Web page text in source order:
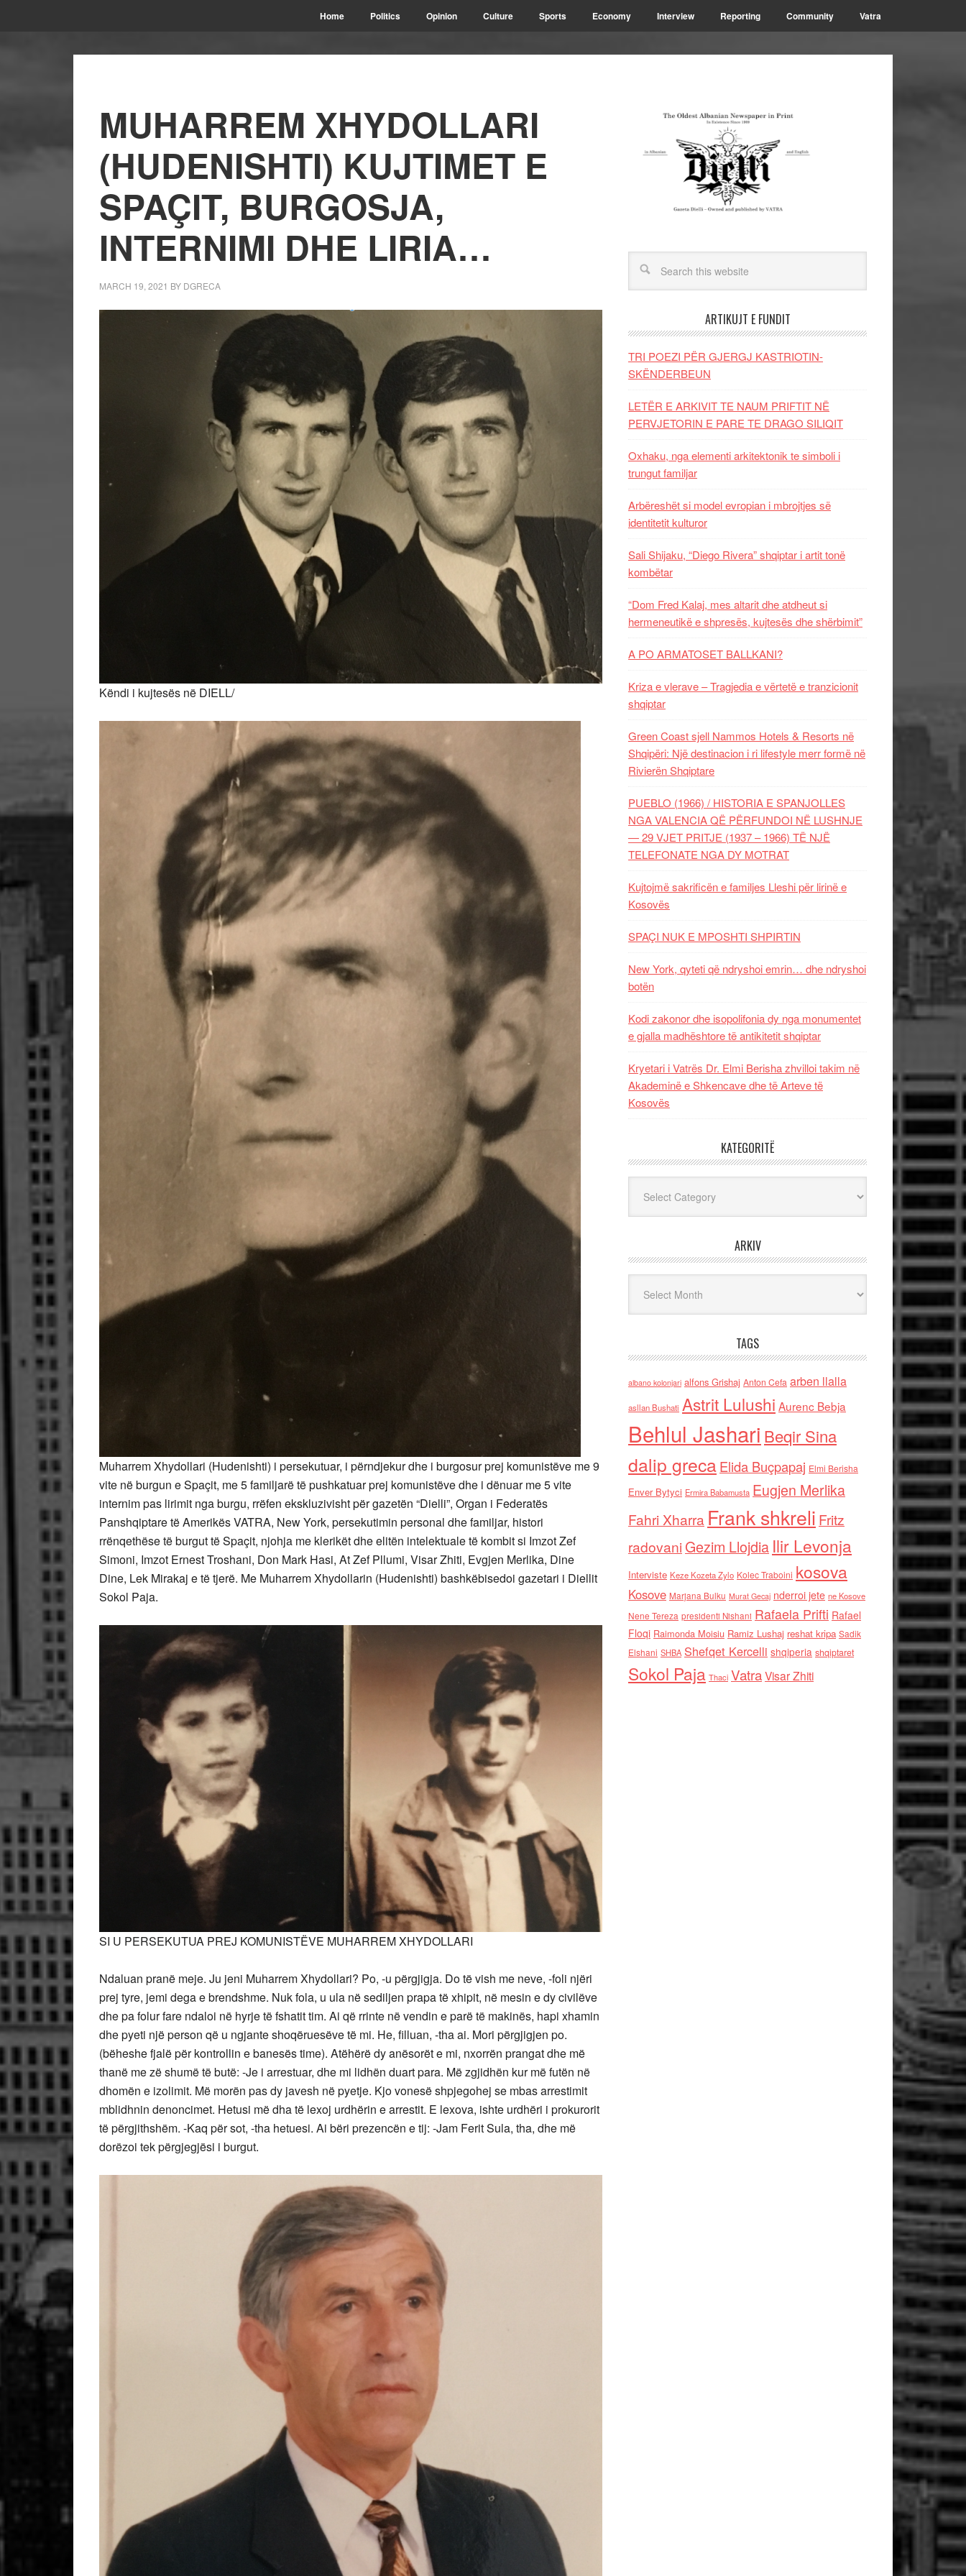
Home Politics Opinion Culture Sports Economy Interview Reporting Community Vatra
MUHARREM XHYDOLLARI
(HUDENISHTI) KUJTIMET E
SPAÇIT, BURGOSJA,
INTERNIMI DHE LIRIA…
MARCH 19, 2021 BY DGRECA
Këndi i kujtesës në DIELL/
Muharrem Xhydollari (Hudenishti) i persekutuar, i përndjekur dhe i burgosur prej komunistëve me 9
vite në burgun e Spaçit, me 5 familjarë të pushkatuar prej komunistëve dhe i dënuar me 5 vite
internim pas lirimit nga burgu, rrëfen ekskluzivisht për gazetën “Dielli”, Organ i Federatës
Panshqiptare të Amerikës VATRA, New York, persekutimin personal dhe familjar, histori
rrënqethëse të burgut të Spaçit, njohja me klerikët dhe elitën intelektuale të kombit si Imzot Zef
Simoni, Imzot Ernest Troshani, Don Mark Hasi, At Zef Pllumi, Visar Zhiti, Evgjen Merlika, Dine
Dine, Lek Mirakaj e të tjerë. Me Muharrem Xhydollarin (Hudenishti) bashkëbisedoi gazetari i Diellit
Sokol Paja.
SI U PERSEKUTUA PREJ KOMUNISTËVE MUHARREM XHYDOLLARI
Ndaluan pranë meje. Ju jeni Muharrem Xhydollari? Po, -u përgjigja. Do të vish me neve, -foli njëri
prej tyre, jemi dega e brendshme. Nuk fola, u ula në sediljen prapa të xhipit, në mesin e dy civilëve
dhe pa folur fare ndaloi në hyrje të fshatit tim. Ai që rrinte në vendin e parë të makinës, hapi xhamin
dhe pyeti një person që u ngjante shoqëruesëve të mi. He, filluan, -tha ai. Mori përgjigjen po.
(bëheshe fjalë për kontrollin e banesës time). Atëhërë dy anësorët e mi, nxorrën prangat dhe më
thanë me zë shumë të butë: -Je i arrestuar, dhe mi lidhën duart para. Më zgjidhën kur më futën në
dhomën e izolimit. Më morën pas dy javesh në pyetje. Kjo vonesë shpjegohej se mbas arrestimit
mblidhnin denoncimet. Hetusi më dha të lexoj urdhërin e arrestit. E lexova, ishte urdhëri i prokurorit
të përgjithshëm. -Kaq për sot, -tha hetuesi. Ai bëri prezencën e tij: -Jam Ferit Sula, tha, dhe më
dorëzoi tek përgjegjësi i burgut.
ARTIKUJT E FUNDIT
TRI POEZI PËR GJERGJ KASTRIOTIN-
SKËNDERBEUN
LETËR E ARKIVIT TE NAUM PRIFTIT NË
PERVJETORIN E PARE TE DRAGO SILIQIT
Oxhaku, nga elementi arkitektonik te simboli i
trungut familjar
Arbëreshët si model evropian i mbrojtjes së
identitetit kulturor
Sali Shijaku, “Diego Rivera” shqiptar i artit tonë
kombëtar
“Dom Fred Kalaj, mes altarit dhe atdheut si
hermeneutikë e shpresës, kujtesës dhe shërbimit”
A PO ARMATOSET BALLKANI?
Kriza e vlerave – Tragjedia e vërtetë e tranzicionit
shqiptar
Green Coast sjell Nammos Hotels & Resorts në
Shqipëri: Një destinacion i ri lifestyle merr formë në
Rivierën Shqiptare
PUEBLO (1966) / HISTORIA E SPANJOLLES
NGA VALENCIA QË PËRFUNDOI NË LUSHNJE
— 29 VJET PRITJE (1937 – 1966) TË NJË
TELEFONATE NGA DY MOTRAT
Kujtojmë sakrificën e familjes Lleshi për lirinë e
Kosovës
SPAÇI NUK E MPOSHTI SHPIRTIN
New York, qyteti që ndryshoi emrin… dhe ndryshoi
botën
Kodi zakonor dhe isopolifonia dy nga monumentet
e gjalla madhështore të antikitetit shqiptar
Kryetari i Vatrës Dr. Elmi Berisha zhvilloi takim në
Akademinë e Shkencave dhe të Arteve të
Kosovës
KATEGORITË
ARKIV
TAGS
albano kolonjari alfons Grishaj Anton Cefa arben llalla
asllan Bushati Astrit Lulushi Aurenc Bebja
Behlul Jashari Beqir Sina
dalip grecaElida Buçpapaj Elmi Berisha
Enver Bytyci Ermira Babamusta Eugjen Merlika
Fahri Xharra Frank shkreli Fritz
radovaniGezim Llojdia Ilir Levonja
Interviste Keze Kozeta Zylo Kolec Traboini kosova
Kosove Marjana Bulku Murat Gecaj nderroi jete ne Kosove
Nene Tereza presidenti Nishani Rafaela Prifti Rafael
Floqi Raimonda Moisiu Ramiz Lushaj reshat kripa Sadik
Elshani SHBA Shefqet Kercelli shqiperia shqiptaret
Sokol Paja Thaci VatraVisar Zhiti